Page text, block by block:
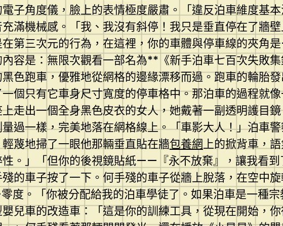
子角度儀，臉上的表情極度嚴肅。「違反泊車維度基
滿機械感。「我、我沒有斜停！我只是垂直停在了牆
第三次元的行為，在這裡，你的車體與停車線的夾角
容是：無限次觀看一部名為**《新手泊車七百次失敗
色跑車，優雅地從網格的邊緣漂移而過。跑車的輪胎
個只有它車身尺寸寬度的停車格中。那泊車的過程就
走出一個全身黑色皮衣的女人，她戴著一副透明護目
過一樣，完美地落在網格線上。「車影大人！」泊車
蔑地掃了一眼他那輛垂直貼在牆包養網上的掀背車，
。」「但你的後視鏡貼紙——『永不放棄』，讓我看
的車子按了一下。何手殘的車子從牆上脫落，在空中
。「你被分配給我的泊車學徒了。如果泊車是一種
兒車的改造車：「這是你的訓練工具，從現在開始，